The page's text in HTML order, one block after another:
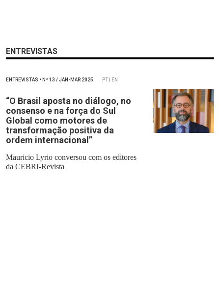
ENTREVISTAS
ENTREVISTAS • Nº 13 / JAN-MAR 2025 PT | EN
“O Brasil aposta no diálogo, no
consenso e na força do Sul
Global como motores de
transformação positiva da
ordem internacional”
Mauricio Lyrio conversou com os editores
da CEBRI-Revista